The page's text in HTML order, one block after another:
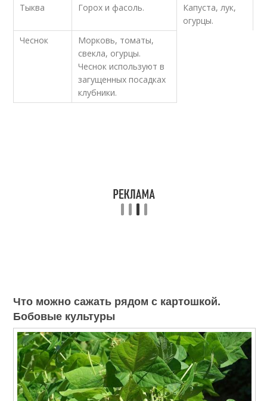
Тыква
Горох и фасоль.
Капуста, лук,
огурцы.
Чеснок
Морковь, томаты,
свекла, огурцы.
Чеснок используют в
загущенных посадках
клубники.
Что можно сажать рядом с картошкой.
Бобовые культуры